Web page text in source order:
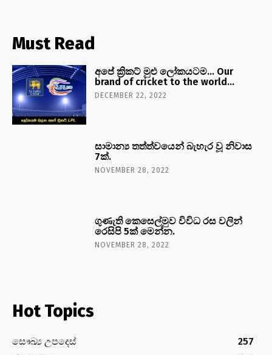
Must Read
අපේ ක්‍රිකට් මුළු ලෝකයටම… Our
brand of cricket to the world…
DECEMBER 22, 2022
සාමාන්‍ය තත්ත්වයෙන් බැහැර වූ නිවාස
7ක්.
NOVEMBER 28, 2022
ගුණැති කෙසෙල්මුව විවිධ රස වලින්
රෙසිපි 5ක් මෙන්න.
NOVEMBER 28, 2022
Hot Topics
සෞඛ්‍ය උපදෙස්
257